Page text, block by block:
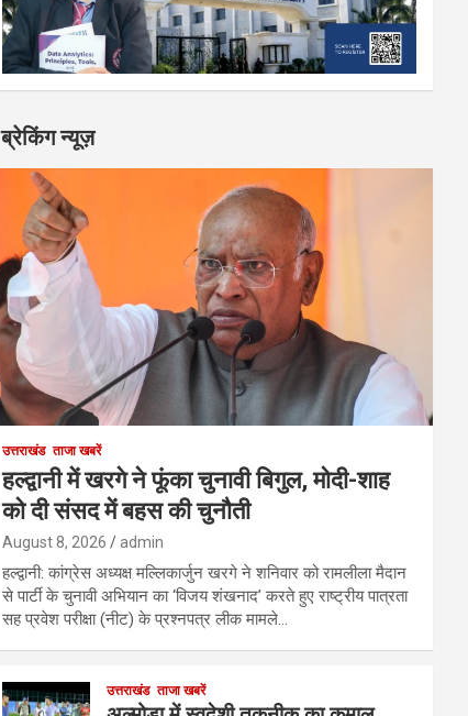
ब्रेकिंग न्यूज़
उत्तराखंड ताजा खबरें
हल्द्वानी में खरगे ने फूंका चुनावी बिगुल, मोदी-शाह
को दी संसद में बहस की चुनौती
August 8, 2026 admin
हल्द्वानी: कांग्रेस अध्यक्ष मल्लिकार्जुन खरगे ने शनिवार को रामलीला मैदान
से पार्टी के चुनावी अभियान का ‘विजय शंखनाद’ करते हुए राष्ट्रीय पात्रता
सह प्रवेश परीक्षा (नीट) के प्रश्नपत्र लीक मामले…
उत्तराखंड ताजा खबरें